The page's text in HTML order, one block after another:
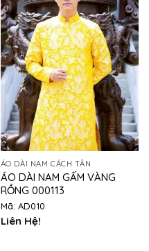
ÁO DÀI NAM CÁCH TÂN
ÁO DÀI NAM GẤM VÀNG
RỒNG 000113
Mã: AD010
Liên Hệ!